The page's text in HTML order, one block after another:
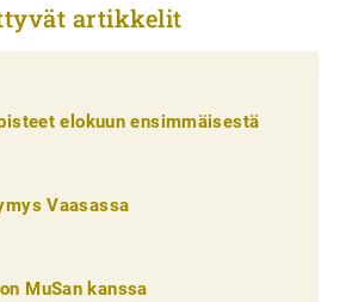
artikkelit
elokuun ensimmäisestä
Vaasassa
MuSan kanssa